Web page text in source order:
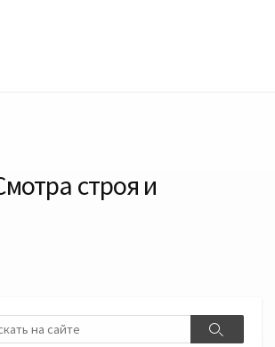
строя и
Поиск